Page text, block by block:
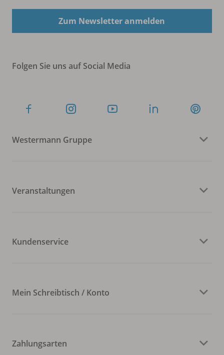
Zum Newsletter anmelden
Folgen Sie uns auf Social Media
Westermann Gruppe
Veranstaltungen
Kundenservice
Mein Schreibtisch / Konto
Zahlungsarten